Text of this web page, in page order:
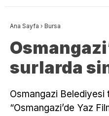
Ana Sayfa › Bursa
surlarda
Osmangazi Belediyesi
“Osmangazi’de Yaz